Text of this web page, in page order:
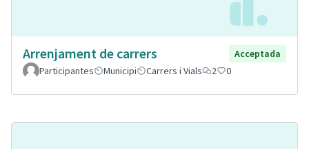
Arrenjament de carrers
Acceptada
Participantes
Municipi Carrers i Vials 2 0